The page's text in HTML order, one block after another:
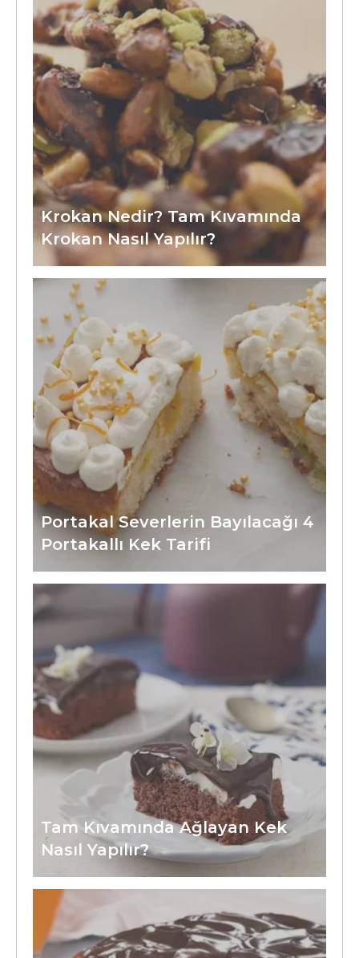
Krokan Nedir? Tam Kıvamında
Krokan Nasıl Yapılır?
Portakal Severlerin Bayılacağı 4
Portakallı Kek Tarifi
Tam Kıvamında Ağlayan Kek
Nasıl Yapılır?